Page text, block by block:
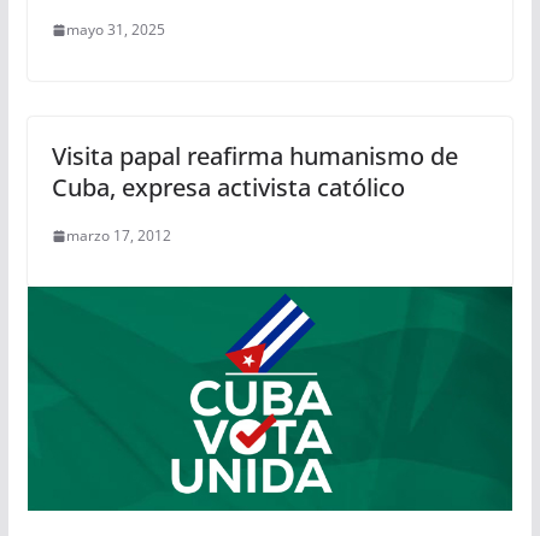
mayo 31, 2025
Visita papal reafirma humanismo de
Cuba, expresa activista católico
marzo 17, 2012